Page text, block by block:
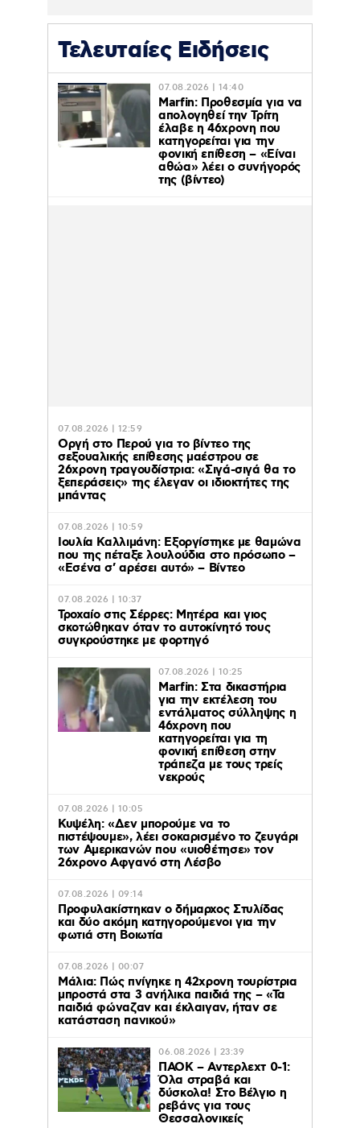
Τελευταίες Ειδήσεις
07.08.2026 | 14:40
Marfin: Προθεσμία για να
απολογηθεί την Τρίτη
έλαβε η 46χρονη που
κατηγορείται για την
φονική επίθεση – «Είναι
αθώα» λέει ο συνήγορός
της (βίντεο)
07.08.2026 | 12:59
Οργή στο Περού για το βίντεο της
σεξουαλικής επίθεσης μαέστρου σε
26χρονη τραγουδίστρια: «Σιγά-σιγά θα το
ξεπεράσεις» της έλεγαν οι ιδιοκτήτες της
μπάντας
07.08.2026 | 10:59
Ιουλία Καλλιμάνη: Εξοργίστηκε με θαμώνα
που της πέταξε λουλούδια στο πρόσωπο –
«Εσένα σ’ αρέσει αυτό» – Βίντεο
07.08.2026 | 10:37
Τροχαίο στις Σέρρες: Μητέρα και γιος
σκοτώθηκαν όταν το αυτοκίνητό τους
συγκρούστηκε με φορτηγό
07.08.2026 | 10:25
Marfin: Στα δικαστήρια
για την εκτέλεση του
εντάλματος σύλληψης η
46χρονη που
κατηγορείται για τη
φονική επίθεση στην
τράπεζα με τους τρείς
νεκρούς
07.08.2026 | 10:05
Κυψέλη: «Δεν μπορούμε να το
πιστέψουμε», λέει σοκαρισμένο το ζευγάρι
των Αμερικανών που «υιοθέτησε» τον
26χρονο Αφγανό στη Λέσβο
07.08.2026 | 09:14
Προφυλακίστηκαν ο δήμαρχος Στυλίδας
και δύο ακόμη κατηγορούμενοι για την
φωτιά στη Βοιωτία
07.08.2026 | 00:07
Μάλια: Πώς πνίγηκε η 42χρονη τουρίστρια
μπροστά στα 3 ανήλικα παιδιά της – «Τα
παιδιά φώναζαν και έκλαιγαν, ήταν σε
κατάσταση πανικού»
06.08.2026 | 23:39
ΠΑΟΚ – Αντερλεχτ 0-1:
Όλα στραβά και
δύσκολα! Στο Βέλγιο η
ρεβάνς για τους
Θεσσαλονικείς